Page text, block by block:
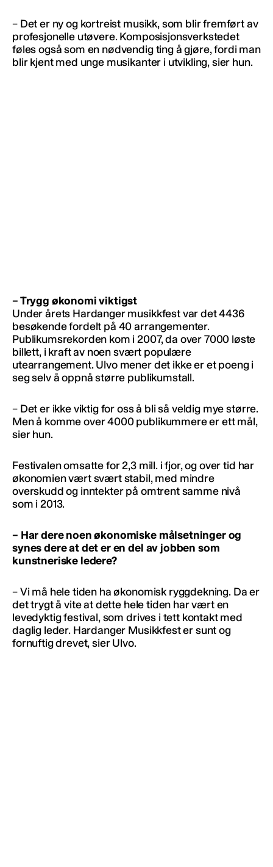
– Det er ny og kortreist musikk, som blir fremført av
profesjonelle utøvere. Komposisjonsverkstedet
føles også som en nødvendig ting å gjøre, fordi man
blir kjent med unge musikanter i utvikling, sier hun.
– Trygg økonomi viktigst
Under årets Hardanger musikkfest var det 4436
besøkende fordelt på 40 arrangementer.
Publikumsrekorden kom i 2007, da over 7000 løste
billett, i kraft av noen svært populære
utearrangement. Ulvo mener det ikke er et poeng i
seg selv å oppnå større publikumstall.
– Det er ikke viktig for oss å bli så veldig mye større.
Men å komme over 4000 publikummere er ett mål,
sier hun.
Festivalen omsatte for 2,3 mill. i fjor, og over tid har
økonomien vært svært stabil, med mindre
overskudd og inntekter på omtrent samme nivå
som i 2013.
– Har dere noen økonomiske målsetninger og
synes dere at det er en del av jobben som
kunstneriske ledere?
– Vi må hele tiden ha økonomisk ryggdekning. Da er
det trygt å vite at dette hele tiden har vært en
levedyktig festival, som drives i tett kontakt med
daglig leder. Hardanger Musikkfest er sunt og
fornuftig drevet, sier Ulvo.